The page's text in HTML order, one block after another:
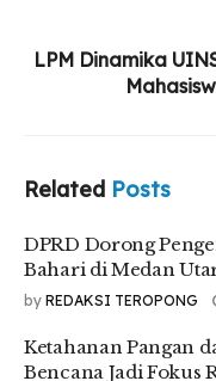
cenderung mengalami
diwawancarai, Sabtu
Faisal menjelaskan,
kabupaten/kota, total
“Berdasarkan laporan
LPM Dinamika
Related Posts
DPRD Dorong
Bahari di Medan
by REDAKSI TEROPONG
Ketahanan Pangan
Bencana Jadi Fokus